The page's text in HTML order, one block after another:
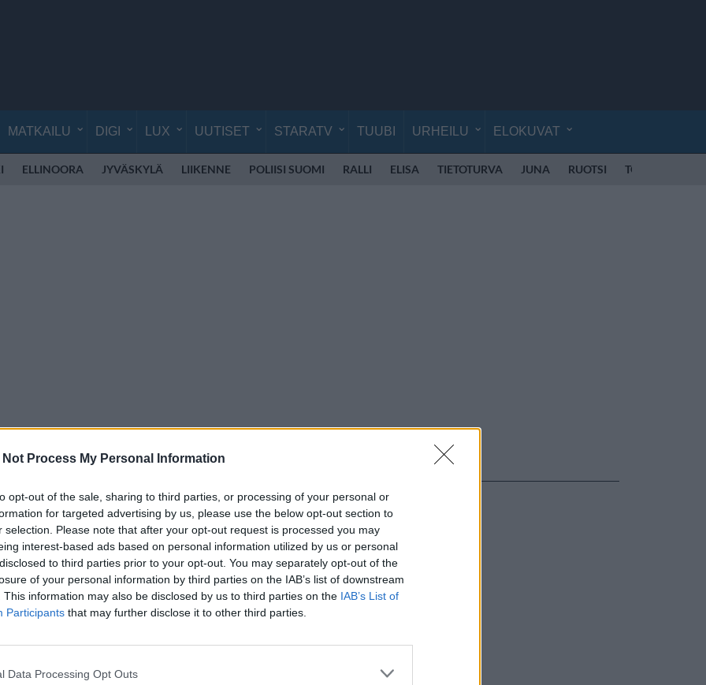
Not Process My Personal Information
opt-out of the sale, sharing to third parties, or processing of your personal or
for targeted advertising by us, please use the below opt-out section to
selection. Please note that after your opt-out request is processed you may
interest-based ads based on personal information utilized by us or personal
to third parties prior to your opt-out. You may separately opt-out of the
of your personal information by third parties on the IAB’s list of downstream
This information may also be disclosed by us to third parties on the IAB’s List of
Participants that may further disclose it to other third parties.
Data Processing Opt Outs
MATKAILU DIGI LUX UUTISET STARATV TUUBI URHEILU ELOKUVAT
ELLINOORA JYVÄSKYLÄ LIIKENNE POLIISI SUOMI RALLI ELISA TIETOTURVA JUNA RUOTSI TORNIO